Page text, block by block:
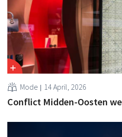
Mode 14 April, 2026
Conflict Midden-Oosten